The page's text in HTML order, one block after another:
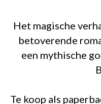
Het magische
betoverende
een mythische
Te koop als